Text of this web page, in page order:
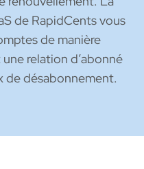
de RapidCents vous
de manière
relation d’abonné
de désabonnement.